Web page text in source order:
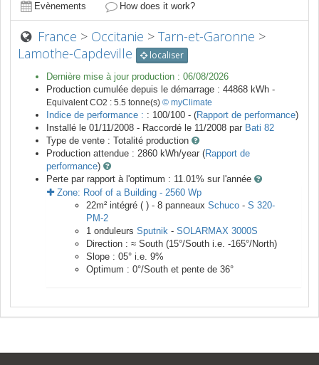
Evènements How does it work?
France > Occitanie >Tarn-et-Garonne >
Lamothe-Capdeville
localiser
Dernière mise à jour production : 06/08/2026
Production cumulée depuis le démarrage : 44868 kWh -
Equivalent CO2 : 5.5 tonne(s) © myClimate
Indice de performance : : 100/100 - (Rapport de performance)
Installé le 01/11/2008 - Raccordé le 11/2008 par Bati 82
Type de vente : Totalité production
Production attendue : 2860 kWh/year (Rapport de
performance)
Perte par rapport à l'optimum : 11.01% sur l'année
Zone: Roof of a Building - 2560 Wp
22m² intégré ( ) - 8 panneaux Schuco - S 320-
PM-2
1 onduleurs Sputnik - SOLARMAX 3000S
Direction : ≈ South (15°/South i.e. -165°/North)
Slope : 05° i.e. 9%
Optimum : 0°/South et pente de 36°